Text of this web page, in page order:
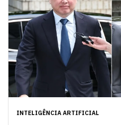
INTELIGÊNCIA ARTIFICIAL